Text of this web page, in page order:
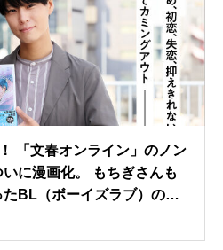
「文春オンライン」のノン
に漫画化。 もちぎさんも
BL（ボーイズラブ）の物